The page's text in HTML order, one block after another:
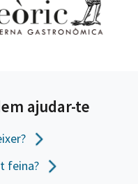
ajudar-te
feina?